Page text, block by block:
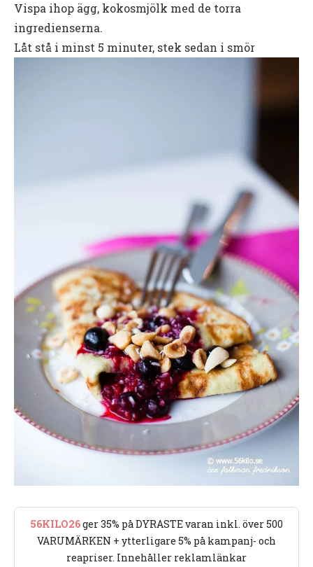
Vispa ihop ägg, kokosmjölk med de torra
ingredienserna.
Låt stå i minst 5 minuter, stek sedan i smör
56KILO26ger 35% på DYRASTE varan inkl. över 500
VARUMÄRKEN + ytterligare 5% på kampanj- och
reapriser. Innehåller reklamlänkar